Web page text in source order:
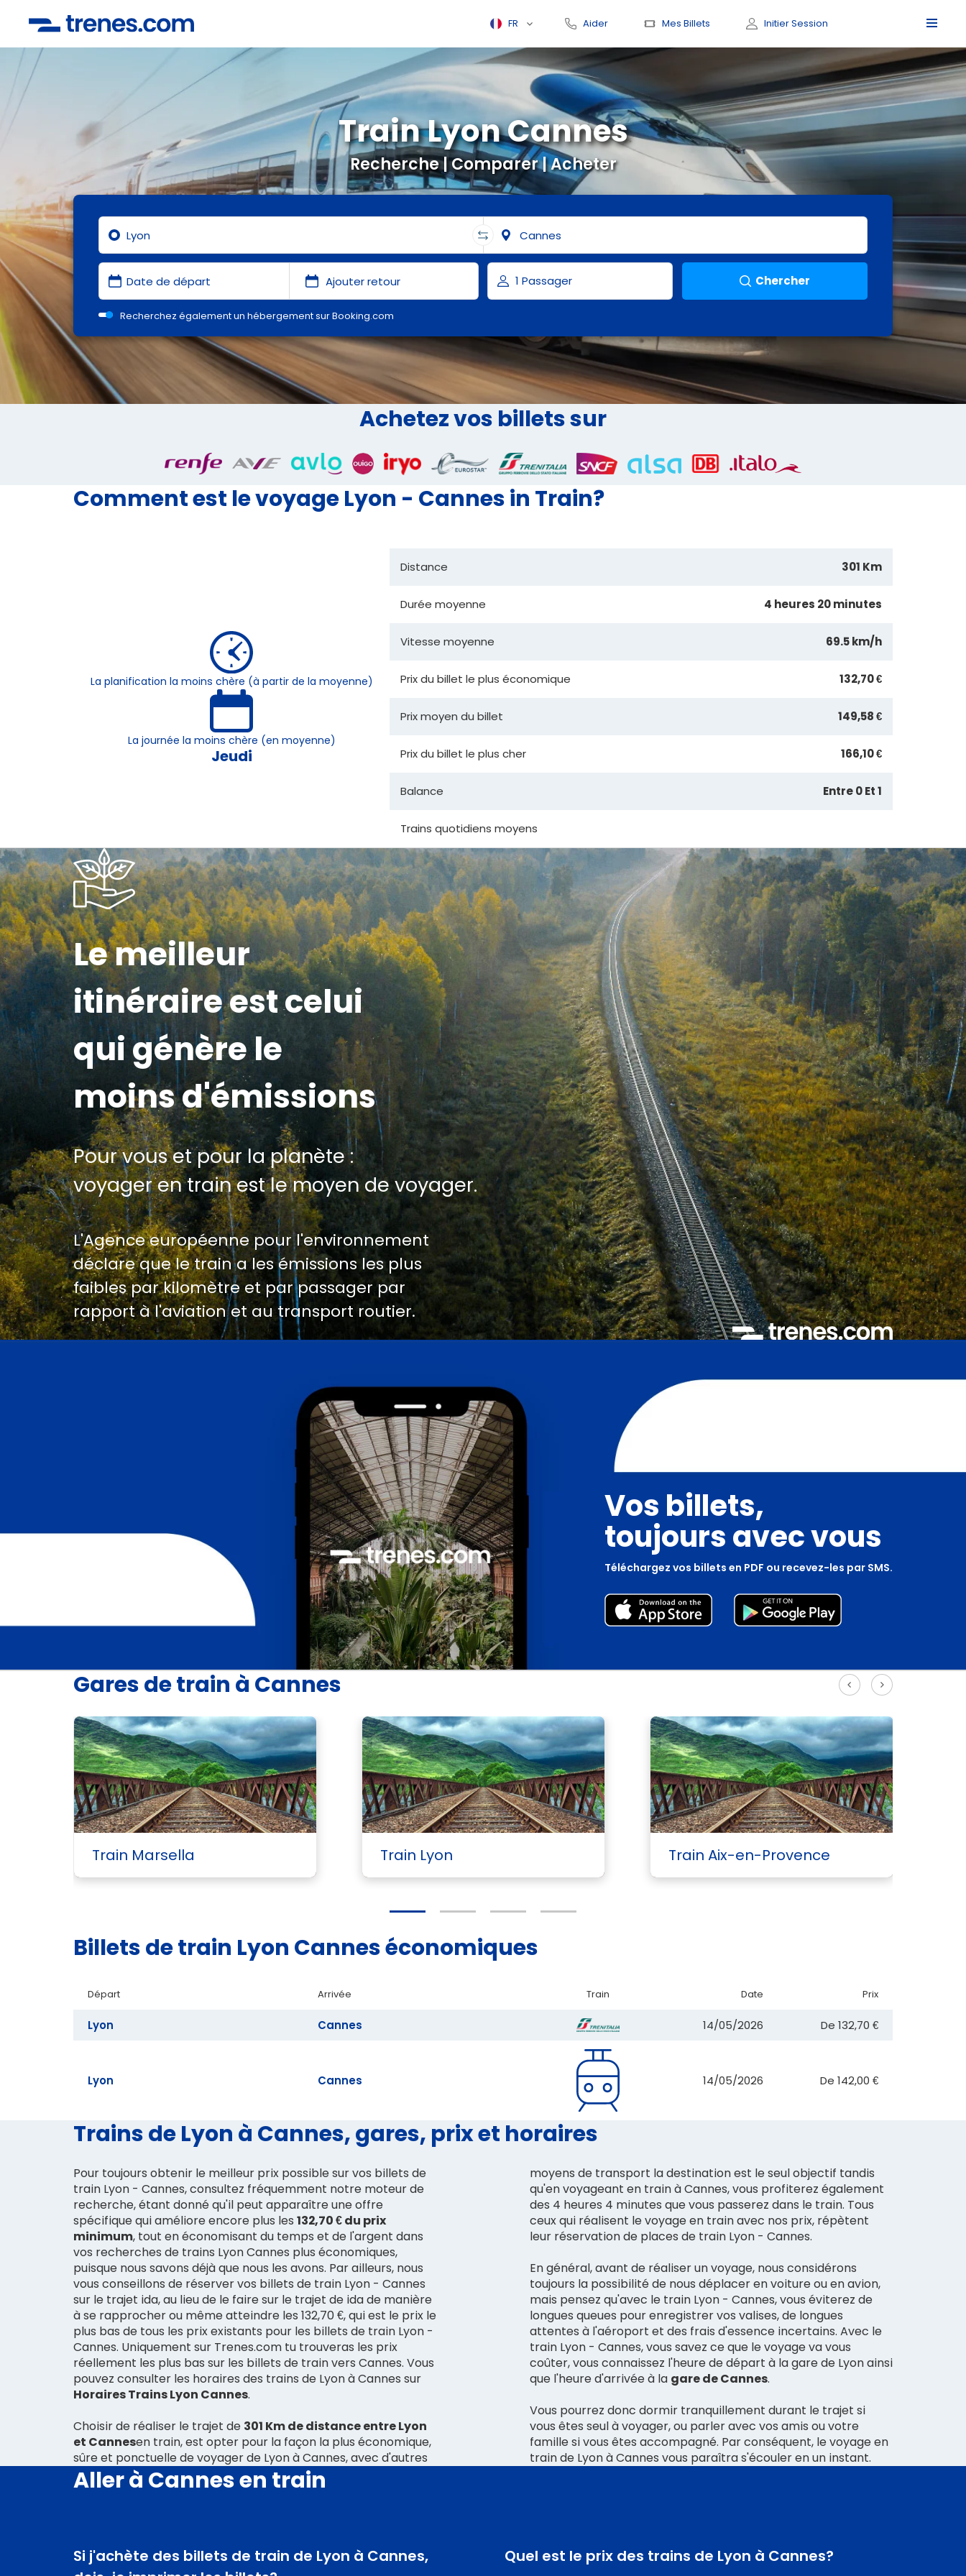
FR Aider Mes Billets Initier Session
Recherche | Comparer | Acheter
Train Lyon Cannes
Chercher
Recherchez également un hébergement sur Booking.com
Achetez vos billets sur
Comment est le voyage Lyon - Cannes in Train?
La planification la moins chère (à partir de la moyenne)
La journée la moins chère (en moyenne)
Jeudi
Distance 301 Km
Durée moyenne 4 heures 20 minutes
Vitesse moyenne 69.5 km/h
Prix du billet le plus économique 132,70 €
Prix moyen du billet 149,58 €
Prix du billet le plus cher 166,10 €
Balance Entre 0 Et 1
Trains quotidiens moyens
Le meilleur
itinéraire est celui
qui génère le
moins d'émissions
Pour vous et pour la planète :
voyager en train est le moyen de voyager.
L'Agence européenne pour l'environnement
déclare que le train a les émissions les plus
faibles par kilomètre et par passager par
rapport à l'aviation et au transport routier.
Vos billets,
toujours avec vous
Téléchargez vos billets en PDF ou recevez-les par SMS.
Gares de train à Cannes
Train Marsella Train Lyon Train Aix-en-Provence
Billets de train Lyon Cannes économiques
Départ Arrivée Train Date Prix
Lyon Cannes 14/05/2026 De 132,70 €
Lyon Cannes 14/05/2026 De 142,00 €
Trains de Lyon à Cannes, gares, prix et horaires
Pour toujours obtenir le meilleur prix possible sur vos billets de
train Lyon - Cannes, consultez fréquemment notre moteur de
recherche, étant donné qu'il peut apparaître une offre
spécifique qui améliore encore plus les 132,70 € du prix
minimum, tout en économisant du temps et de l'argent dans
vos recherches de trains Lyon Cannes plus économiques,
puisque nous savons déjà que nous les avons. Par ailleurs, nous
vous conseillons de réserver vos billets de train Lyon - Cannes
sur le trajet ida, au lieu de le faire sur le trajet de ida de manière
à se rapprocher ou même atteindre les 132,70 €, qui est le prix le
plus bas de tous les prix existants pour les billets de train Lyon -
Cannes. Uniquement sur Trenes.com tu trouveras les prix
réellement les plus bas sur les billets de train vers Cannes. Vous
pouvez consulter les horaires des trains de Lyon à Cannes sur
Horaires Trains Lyon Cannes.
Choisir de réaliser le trajet de 301 Km de distance entre Lyon
et Cannesen train, est opter pour la façon la plus économique,
sûre et ponctuelle de voyager de Lyon à Cannes, avec d'autres
moyens de transport la destination est le seul objectif tandis
qu'en voyageant en train à Cannes, vous profiterez également
des 4 heures 4 minutes que vous passerez dans le train. Tous
ceux qui réalisent le voyage en train avec nos prix, répètent
leur réservation de places de train Lyon - Cannes.
En général, avant de réaliser un voyage, nous considérons
toujours la possibilité de nous déplacer en voiture ou en avion,
mais pensez qu'avec le train Lyon - Cannes, vous éviterez de
longues queues pour enregistrer vos valises, de longues
attentes à l'aéroport et des frais d'essence incertains. Avec le
train Lyon - Cannes, vous savez ce que le voyage va vous
coûter, vous connaissez l'heure de départ à la gare de Lyon ainsi
que l'heure d'arrivée à la gare de Cannes.
Vous pourrez donc dormir tranquillement durant le trajet si
vous êtes seul à voyager, ou parler avec vos amis ou votre
famille si vous êtes accompagné. Par conséquent, le voyage en
train de Lyon à Cannes vous paraîtra s'écouler en un instant.
Aller à Cannes en train
Si j'achète des billets de train de Lyon à Cannes,
Quel est le prix des trains de Lyon à Cannes?